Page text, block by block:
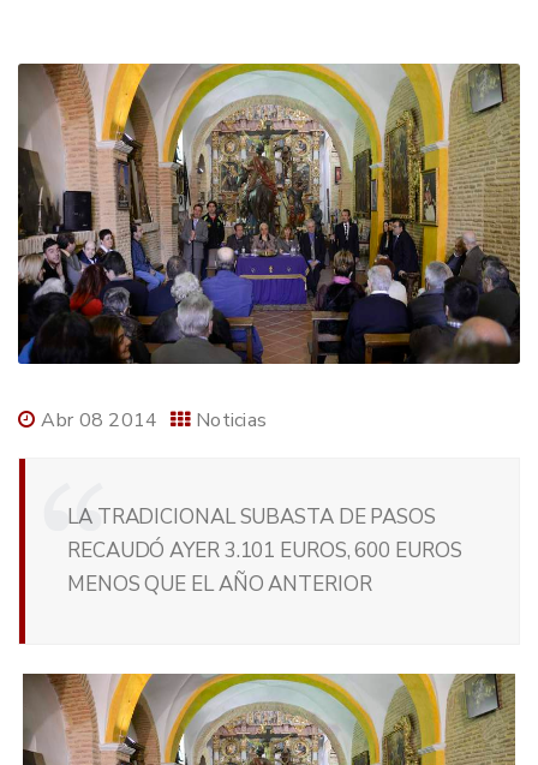
Abr 08 2014 Noticias
LA TRADICIONAL SUBASTA DE PASOS
RECAUDÓ AYER 3.101 EUROS, 600 EUROS
MENOS QUE EL AÑO ANTERIOR